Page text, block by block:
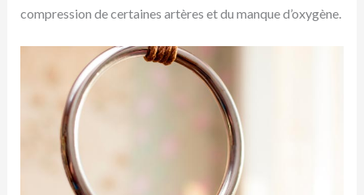
compression de certaines artères et du manque d’oxygène.